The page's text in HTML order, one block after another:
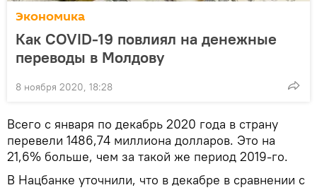
Экономика
Как COVID-19 повлиял на денежные
переводы в Молдову
8 ноября 2020, 18:28
Всего с января по декабрь 2020 года в страну
перевели 1486,74 миллиона долларов. Это на
21,6% больше, чем за такой же период 2019-го.
В Нацбанке уточнили, что в декабре в сравнении с